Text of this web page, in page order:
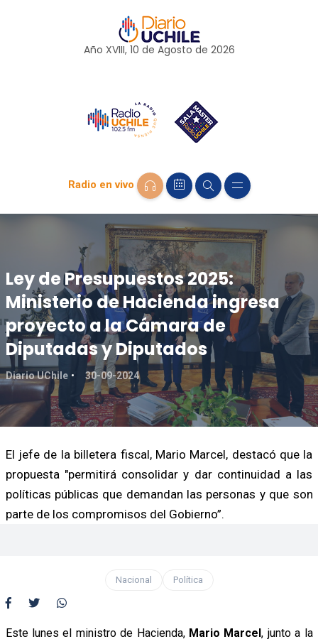
Año XVIII, 10 de Agosto de 2026
Radio en vivo
Ley de Presupuestos 2025:
Ministerio de Hacienda ingresa
proyecto a la Cámara de
Diputadas y Diputados
Diario UChile 30-09-2024
El jefe de la billetera fiscal, Mario Marcel, destacó que la
propuesta "permitirá consolidar y dar continuidad a las
políticas públicas que demandan las personas y que son
parte de los compromisos del Gobierno”.
Nacional Política
Este lunes el ministro de Hacienda, Mario Marcel, junto a la